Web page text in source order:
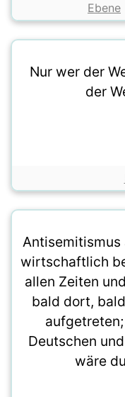
Ebene
Nur wer der
der
Antisemitismus
wirtschaftlich
allen Zeiten
bald dort,
Deutschen
wäre